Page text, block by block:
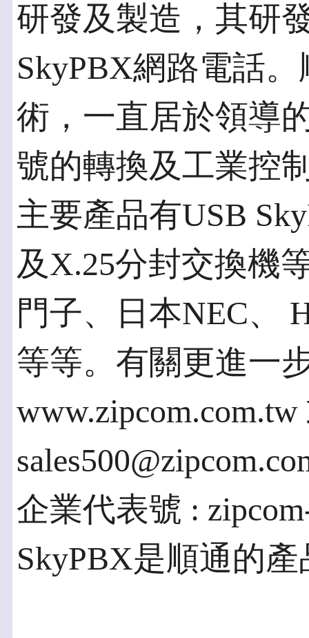
研發及製造，其研
SkyPBX網路電話
術，一直居於領導
號的轉換及工業控
主要產品有USB
及X.25分封交換機
門子、日本NEC、
等等。有關更進一
企業代表號 :
SkyPBX是順通的